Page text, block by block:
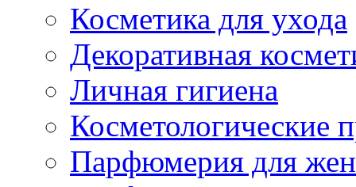
Косметика для ухода
Декоративная
Личная гигиена
Косметологические
Парфюмерия для